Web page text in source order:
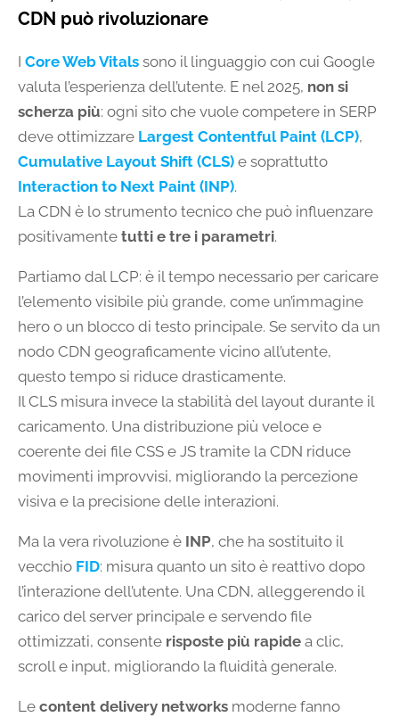
CDN può rivoluzionare
I Core Web Vitals sono il linguaggio con cui Google
valuta l’esperienza dell’utente. E nel 2025, non si
scherza più: ogni sito che vuole competere in SERP
deve ottimizzare Largest Contentful Paint (LCP),
Cumulative Layout Shift (CLS) e soprattutto
Interaction to Next Paint (INP).
La CDN è lo strumento tecnico che può influenzare
positivamente tutti e tre i parametri.
Partiamo dal LCP: è il tempo necessario per caricare
l’elemento visibile più grande, come un’immagine
hero o un blocco di testo principale. Se servito da un
nodo CDN geograficamente vicino all’utente,
questo tempo si riduce drasticamente.
Il CLS misura invece la stabilità del layout durante il
caricamento. Una distribuzione più veloce e
coerente dei file CSS e JS tramite la CDN riduce
movimenti improvvisi, migliorando la percezione
visiva e la precisione delle interazioni.
Ma la vera rivoluzione è INP, che ha sostituito il
vecchio FID: misura quanto un sito è reattivo dopo
l’interazione dell’utente. Una CDN, alleggerendo il
carico del server principale e servendo file
ottimizzati, consente risposte più rapide a clic,
scroll e input, migliorando la fluidità generale.
Le content delivery networks moderne fanno